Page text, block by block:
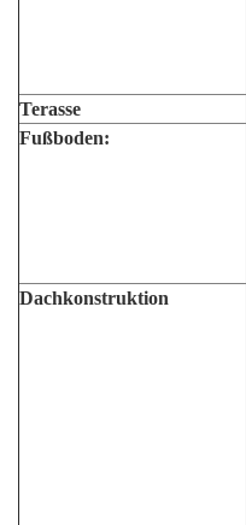
Terasse
Fußboden:
Dachkonstruktion